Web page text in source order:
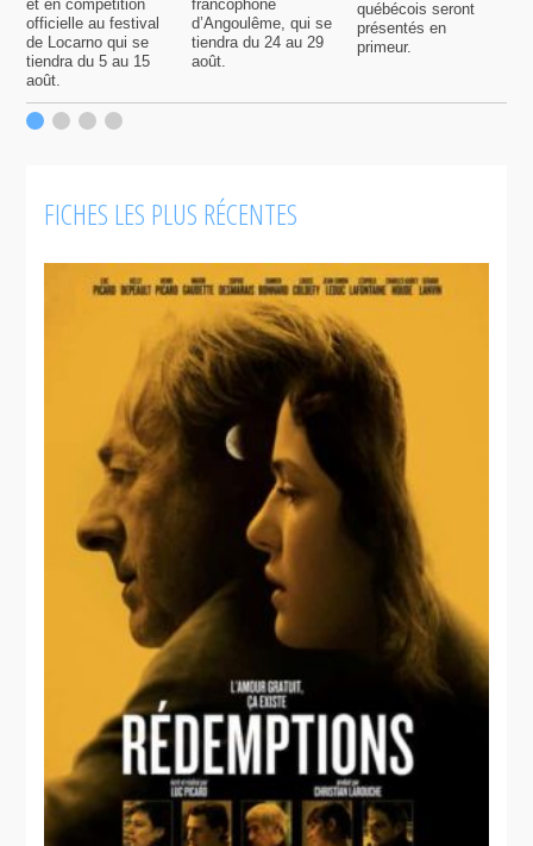
et en compétition
officielle au festival
de Locarno qui se
tiendra du 5 au 15
août.
francophone
d’Angoulême, qui se
tiendra du 24 au 29
août.
québécois seront
présentés en
primeur.
FICHES LES PLUS RÉCENTES